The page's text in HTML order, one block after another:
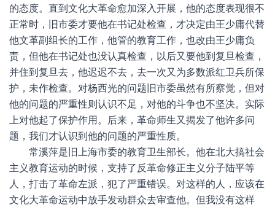
的态度。直到文化大革命愈加深入开展，他的态度表现很不
正常时，旧市委才要他在书记处检查，才决定由王少庸代替
他文革副组长的工作，他管的教育工作，也改由王少庸负
责，但他在书记处也没认真检查，以后又要他到复旦检查，
并住到复旦去，他迟迟不去，去一次又为多数派红卫兵所保
护，未作检查。对杨西光的问题旧市委虽然有所察觉，但对
他的问题的严重性则认识不足，对他的斗争也不坚决。实际
上对他起了保护作用。后来，革命师生又揭发了他许多问
题，我们才认识到他的问题的严重性质。
常溪萍是旧上海市委的教育卫生部长。他在北大搞社会
主义教育运动的时候，支持了反革命修正主义分子陆平等
人，打击了革命左派，犯了严重错误。对这样的人，应该在
文化大革命运动中放手发动群众去审查他。但我没有这样